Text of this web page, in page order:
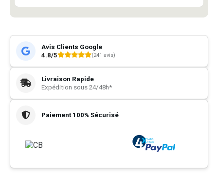
Avis Clients Google
4.8/5
(241 avis)
Livraison Rapide
Expédition sous 24/48h*
Paiement 100% Sécurisé